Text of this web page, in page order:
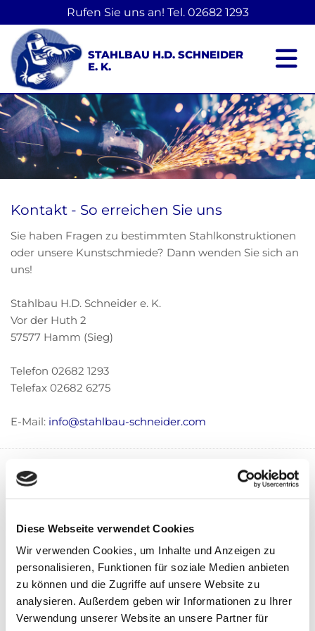
Diese Webseite verwendet Cookies
Wir verwenden Cookies, um Inhalte und Anzeigen zu
personalisieren, Funktionen für soziale Medien anbieten
zu können und die Zugriffe auf unsere Website zu
analysieren. Außerdem geben wir Informationen zu Ihrer
Verwendung unserer Website an unsere Partner für
Rufen Sie uns an! Tel. 02682 1293
STAHLBAU H.D. SCHNEIDER
E. K.
Kontakt - So erreichen Sie uns
Sie haben Fragen zu bestimmten Stahlkonstruktionen
oder unsere Kunstschmiede? Dann wenden Sie sich an
uns!
Stahlbau H.D. Schneider e. K.
Vor der Huth 2
57577 Hamm (Sieg)
Telefon 02682 1293
Telefax 02682 6275
E-Mail: info@stahlbau-schneider.com
Name*
E-Mail-Adresse*
Ihre Nachricht*